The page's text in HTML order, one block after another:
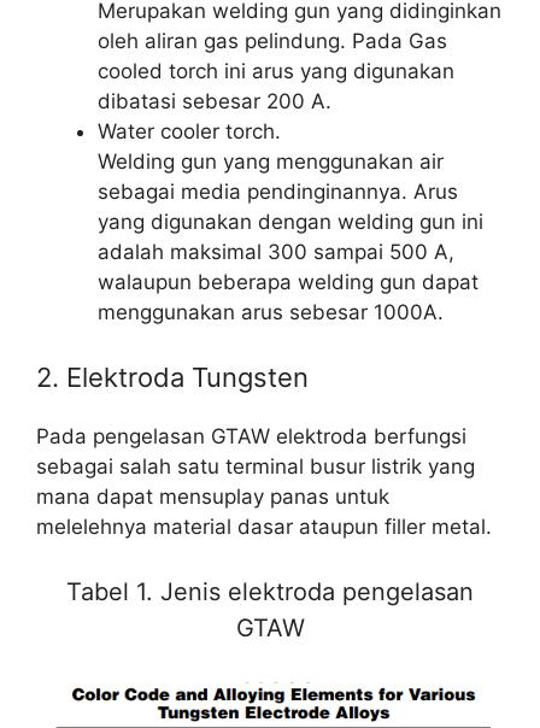
Merupakan welding gun yang didinginkan
oleh aliran gas pelindung. Pada Gas
cooled torch ini arus yang digunakan
dibatasi sebesar 200 A.
Water cooler torch.
Welding gun yang menggunakan air
sebagai media pendinginannya. Arus
yang digunakan dengan welding gun ini
adalah maksimal 300 sampai 500 A,
walaupun beberapa welding gun dapat
menggunakan arus sebesar 1000A.
2. Elektroda Tungsten
Pada pengelasan GTAW elektroda berfungsi
sebagai salah satu terminal busur listrik yang
mana dapat mensuplay panas untuk
melelehnya material dasar ataupun filler metal.
Tabel 1. Jenis elektroda pengelasan
GTAW